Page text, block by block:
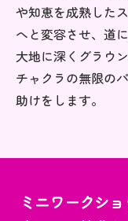
や知恵を成熟した
へと変容させ、道
大地に深くグラウ
チャクラの無限の
助けをします。
ミニワークシ